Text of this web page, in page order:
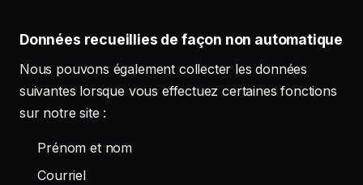
Données recueillies de façon non automatique
Nous pouvons également collecter les données
suivantes lorsque vous effectuez certaines fonctions
sur notre site :
Prénom et nom
Courriel